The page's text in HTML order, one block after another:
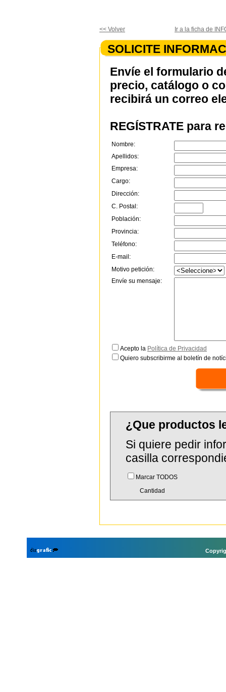
<< Volver Ir a la ficha de
SOLICITE
Envíe el formulario
precio, catálogo o
recibirá un correo
REGÍSTRATE para
Nombre:
Apellidos:
Empresa:
Cargo:
Dirección:
C. Postal:
Población:
Provincia:
Teléfono:
E-mail:
Motivo petición:
Envíe su mensaje:
Acepto la Política de Privacidad
Quiero subscribirme al boletín de
¿Que productos
Si quiere pedir
casilla
Marcar TODOS
Cantidad